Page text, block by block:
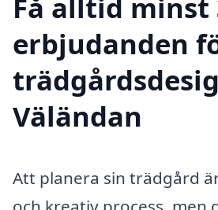
erbjudanden
Väländan
Att planera sin trädgård